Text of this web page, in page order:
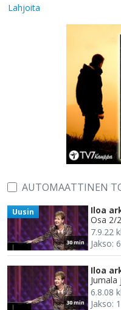
Lahjoita
AUTOMAATTINEN
30 min
Uusin Iloa
Osa 2/2
7.9.22
Jakso:
30 min
Iloa
6.8.08
Jakso: